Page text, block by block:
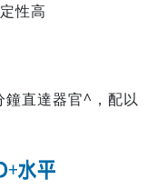
性高
直達器官^，配以